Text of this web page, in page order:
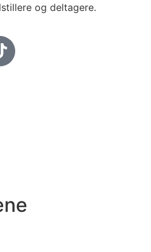
og deltagere.